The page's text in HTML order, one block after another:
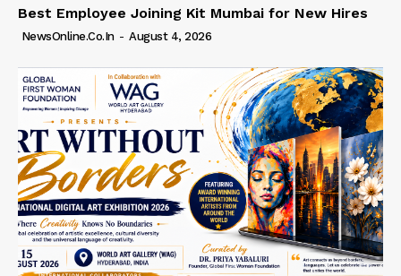
Best Employee Joining Kit Mumbai for New Hires
NewsOnline.co.in - August 4, 2026